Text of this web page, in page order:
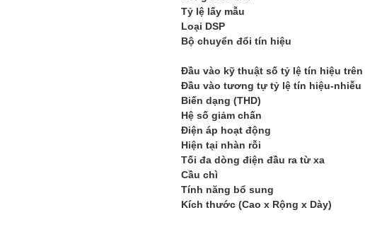
Tỷ lệ lấy mẫu
Loại DSP
Bộ chuyển đổi tín hiệu
Đầu vào kỹ thuật số tỷ lệ tín hiệu trên
Đầu vào tương tự tỷ lệ tín hiệu-nhiễu
Biến dạng (THD)
Hệ số giảm chấn
Điện áp hoạt động
Hiện tại nhàn rỗi
Tối đa dòng điện đầu ra từ xa
Cầu chì
Tính năng bổ sung
Kích thước (Cao x Rộng x Dày)